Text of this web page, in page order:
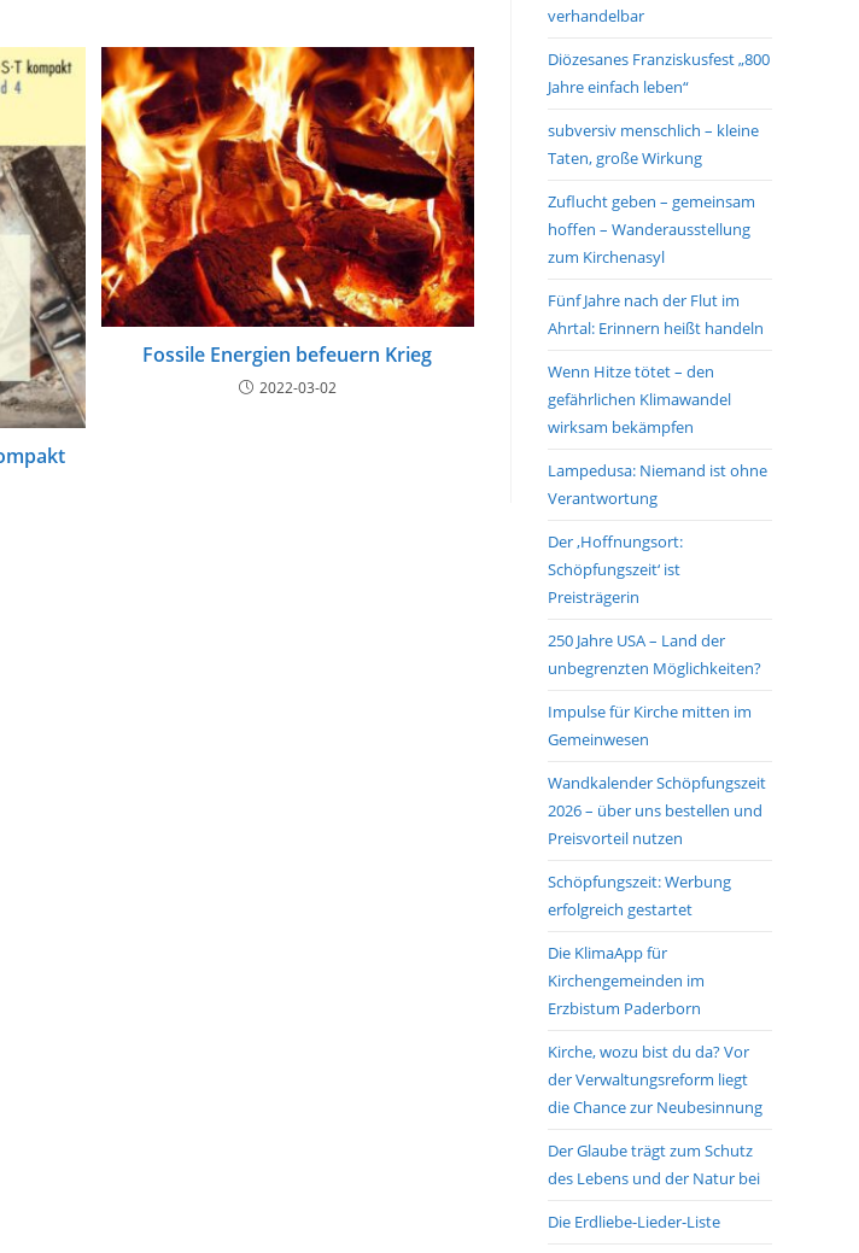
Fossile Energien befeuern Krieg
2022-03-02
verhandelbar
Diözesanes Franziskusfest „800
Jahre einfach leben“
subversiv menschlich – kleine
Taten, große Wirkung
Zuflucht geben – gemeinsam
hoffen – Wanderausstellung
zum Kirchenasyl
Fünf Jahre nach der Flut im
Ahrtal: Erinnern heißt handeln
Wenn Hitze tötet – den
gefährlichen Klimawandel
wirksam bekämpfen
Lampedusa: Niemand ist ohne
Verantwortung
Der ‚Hoffnungsort:
Schöpfungszeit‘ ist
Preisträgerin
250 Jahre USA – Land der
unbegrenzten Möglichkeiten?
Impulse für Kirche mitten im
Gemeinwesen
Wandkalender Schöpfungszeit
2026 – über uns bestellen und
Preisvorteil nutzen
Schöpfungszeit: Werbung
erfolgreich gestartet
Die KlimaApp für
Kirchengemeinden im
Erzbistum Paderborn
Kirche, wozu bist du da? Vor
der Verwaltungsreform liegt
die Chance zur Neubesinnung
Der Glaube trägt zum Schutz
des Lebens und der Natur bei
Die Erdliebe-Lieder-Liste